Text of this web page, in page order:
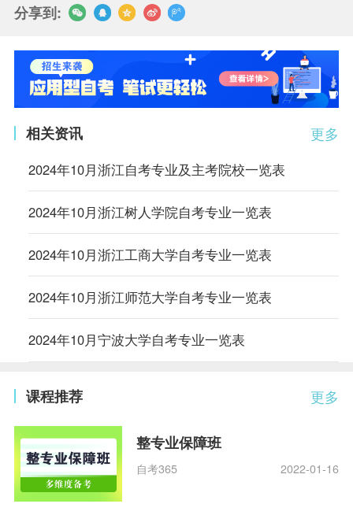
分享到:
更多
相关资讯
2024年10月浙江自考专业及主考院校一览表
2024年10月浙江树人学院自考专业一览表
2024年10月浙江工商大学自考专业一览表
2024年10月浙江师范大学自考专业一览表
2024年10月宁波大学自考专业一览表
更多
课程推荐
整专业保障班
自考365 2022-01-16